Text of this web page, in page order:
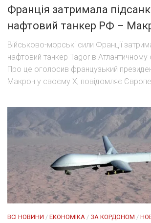
Франція затримала
нафтовий танкер РФ –
Військово-морські сили Франції
нафтовий танкер Tagor в Атлантичному
Про це оголосив французький
Макрон у своєму Х, повідомляє
ВСІ НОВИНИ / ЕКОНОМІКА / ЗА КОРДОНОМ /